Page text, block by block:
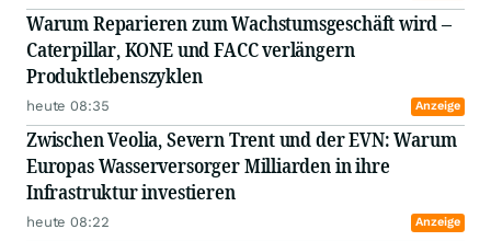
Warum Reparieren zum Wachstumsgeschäft wird –
Caterpillar, KONE und FACC verlängern
Produktlebenszyklen
heute 08:35 Anzeige
Zwischen Veolia, Severn Trent und der EVN: Warum
Europas Wasserversorger Milliarden in ihre
Infrastruktur investieren
heute 08:22 Anzeige